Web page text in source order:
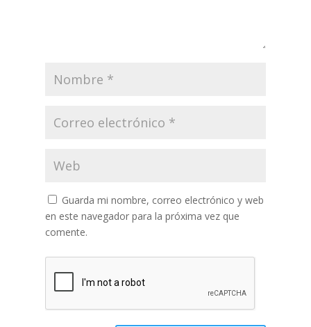
Guarda mi nombre, correo electrónico y web
en este navegador para la próxima vez que
comente.